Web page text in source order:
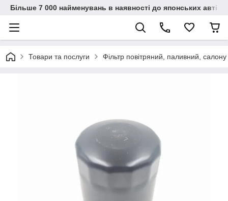
Більше 7 000 найменувань в наявності до японських
Товари та послуги Фільтр повітряний, паливний, салону